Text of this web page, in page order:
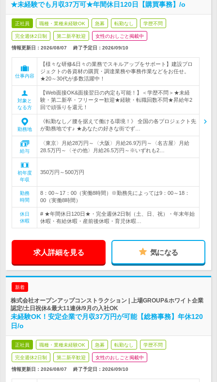
★未経験でも月収37万可★年間休日120日【購買事務】/o
正社員 職種・業種未経験OK 急募 転勤なし 学歴不問
完全週休2日制 第二新卒歓迎 女性のおしごと掲載中
情報更新日：2026/08/07 終了予定日： 2026/09/10
仕事内容
【様々な研修&日々の業務でスキルアップをサポート】建設プロ
ジェクトの各資材の購買・調達業務や事務作業などをお任せ。
★20～30代が多数活躍中！
対象と
なる方
【Web面接OK&面接翌日の内定も可能！】＜学歴不問＞★未経
験・第二新卒・フリーター歓迎★経験・転職回数不問★昇給年2
回で頑張りを還元！
勤務地
《転勤なし／腰を据えて働ける環境！》 全国の各プロジェクト先
が勤務地です♪ ★あなたの好きな街でず…
給与
〈東京〉月給28万円～〈大阪〉月給26.9万円～〈名古屋〉月給
28.5万円～〈その他〉月給26.5万円～※いずれも2…
初年度
年収
350万円～500万円
勤務
時間
8：00～17：00（実働8時間）※勤務先によっては9：00～18：
00（実働8時間）
休日
休暇
# ★年間休日120日★・完全週休2日制（土、日、祝）・年末年始
休暇・有給休暇・産前後休暇・育児休暇…
求人詳細を見る 気になる
新着
株式会社オープンアップコンストラクション | 上場GROUP&ホワイト企業
認定/土日祝休&最大11連休/9月の入社OK
未経験OK！安定企業で月収37万円が可能【総務事務】年休120
日/o
正社員 職種・業種未経験OK 急募 転勤なし 学歴不問
完全週休2日制 第二新卒歓迎 女性のおしごと掲載中
情報更新日：2026/08/07 終了予定日： 2026/09/10